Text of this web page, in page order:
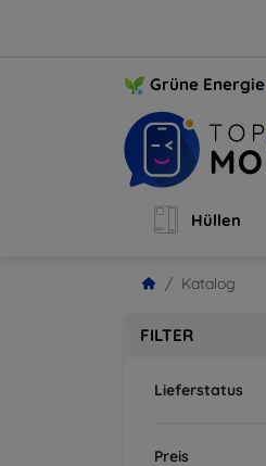
Grüne Energie
Hüllen
Katalog
FILTER
Lieferstatus
Preis